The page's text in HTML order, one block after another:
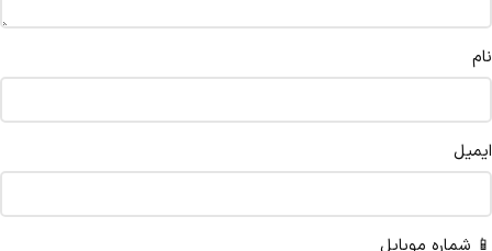
نام
ایمیل